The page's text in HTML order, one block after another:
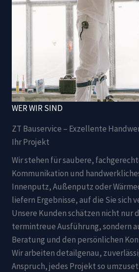
WER WIR SIND
ZT Bauservice – Exzellente
Ihr Projekt
Wir stehen für saubere,
Kommunikation und
Innenputz, Außenputz oder
liefern Ergebnisse, auf die Sie sich
Unsere Kunden schätzen nicht nur
termintreue Ausführung, sondern
Beratung und den persönlichen
Wir arbeiten detailgenau,
Anspruch, jedes Projekt so